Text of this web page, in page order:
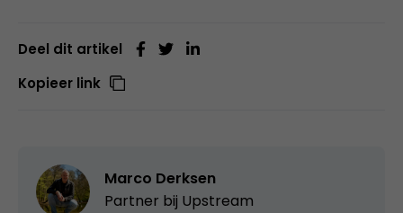
Deel dit artikel
Kopieer link
Marco Derksen
Partner bij Upstream